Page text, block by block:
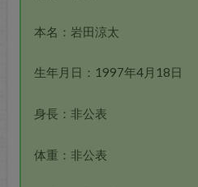
本名：岩田涼太
生年月日：1997年4月18日
身長：非公表
体重：非公表